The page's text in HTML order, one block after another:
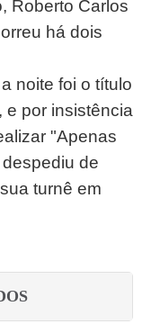
Roberto Carlos
há dois
noite foi o título
e por insistência
"Apenas
de
turnê em